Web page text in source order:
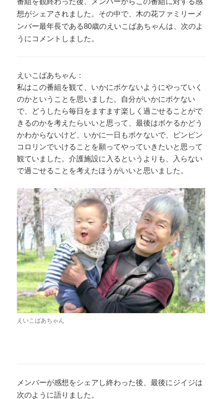
想がシェアされました。その中で、木の花ファミリーメ
ンバー最年長である80歳のえいこばあちゃんは、次のよ
うにコメントしました。
えいこばあちゃん：
私はこの番組を観て、いかにボケないようにやっていく
のかということを思いました。自分がいかにボケない
で、どうしたら毎日をますます楽しく過ごせることがで
きるのかを考えたらいいと思って、最後はボケるかどう
かわからないけど、いかに一日もボケないで、ピンピン
コロリンでいけることを願ってやっていきたいと思って
観ていました。介護施設に入るというよりも、入らない
で過ごせることを考えたほうがいいと思いました。
えいこばあちゃん
メンバーが感想をシェアし終わった後、最後にジイジは
次のように語りました。